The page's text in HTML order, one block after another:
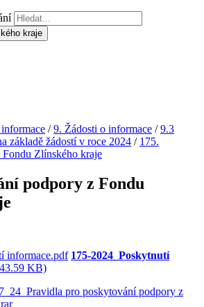
/9. Žádosti o informace /9.3
základě žádostí v roce 2024 / 175.
Zlínského kraje
podpory z Fondu
175-2024_Poskytnutí
KB)